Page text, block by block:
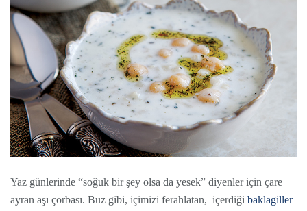
Yaz günlerinde “soğuk bir şey olsa da yesek” diyenler için çare
ayran aşı çorbası. Buz gibi, içimizi ferahlatan, içerdiği baklagiller